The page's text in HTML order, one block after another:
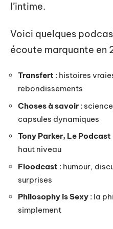
l’intime.
Voici quelques
écoute marquante en
Transfert : histoires
rebondissements
Choses à savoir :
capsules dynamiques
Tony Parker, Le Podcast
haut niveau
Floodcast : humour,
surprises
Philosophy is Sexy : la
simplement